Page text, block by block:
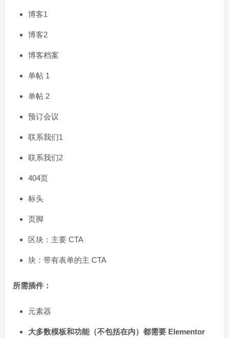
博客1
博客2
博客档案
单帖 1
单帖 2
预订会议
联系我们1
联系我们2
404页
标头
页脚
区块：主要 CTA
块：带有表单的主 CTA
所需插件：
元素器
大多数模板和功能（不包括在内）都需要 Elementor